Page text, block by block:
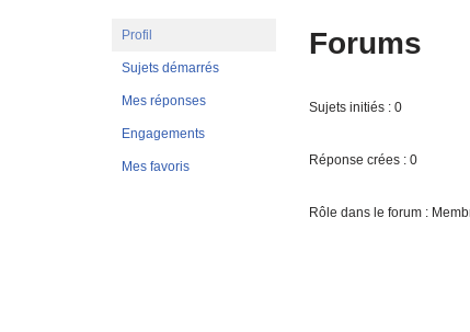
Profil
Sujets démarrés
Mes réponses
Engagements
Mes favoris
Forums
Sujets initiés : 0
Réponse crées : 0
Rôle dans le forum :